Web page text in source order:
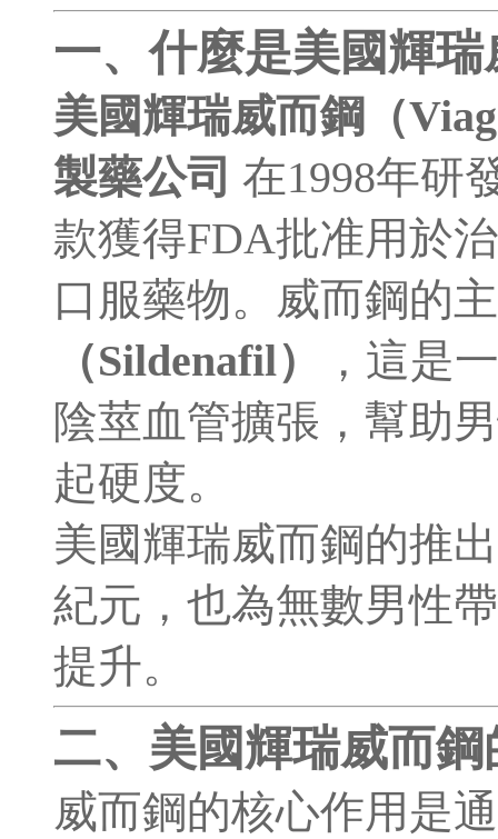
一、什麼是美國輝
美國輝瑞威而鋼（
製藥公司 在1998年研
款獲得FDA批准用於
口服藥物。威而鋼的
（Sildenafil）
，這是
陰莖血管擴張，幫助
起硬度。
美國輝瑞威而鋼的推
紀元，也為無數男性
提升。
二、美國輝瑞威而
威而鋼的核心作用是